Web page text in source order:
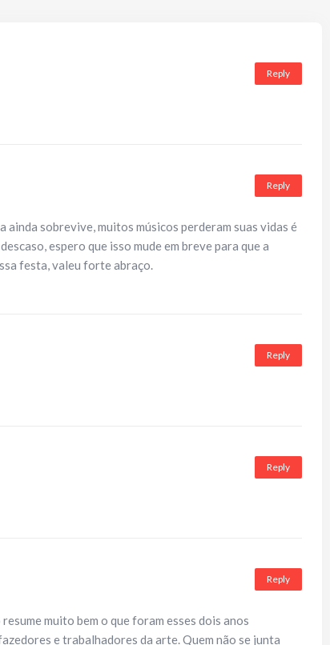
Reply
Reply
ainda sobrevive, muitos músicos perderam suas vidas é
espero que isso mude em breve para que a
festa, valeu forte abraço.
Reply
Reply
Reply
muito bem o que foram esses dois anos
e trabalhadores da arte. Quem não se junta